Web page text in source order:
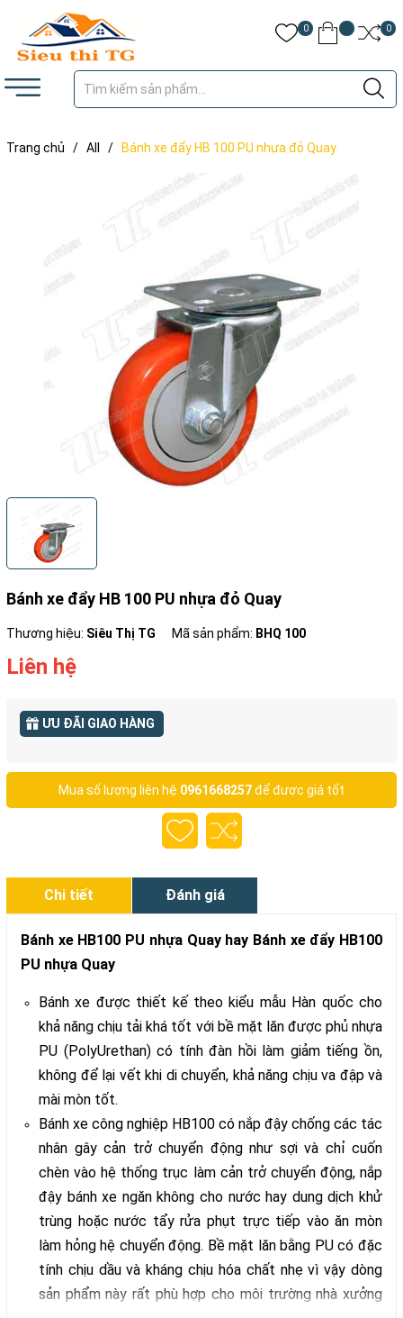
0 0
Trang chủ / All / Bánh xe đẩy HB 100 PU nhựa đỏ Quay
Bánh xe đẩy HB 100 PU nhựa đỏ Quay
Thương hiệu: Siêu Thị TG Mã sản phẩm: BHQ 100
Liên hệ
ƯU ĐÃI GIAO HÀNG
Mua số lượng liên hệ 0961668257để được giá tốt
Chi tiết Đánh giá
Bánh xe HB100 PU nhựa Quay hay Bánh xe đẩy HB100
PU nhựa Quay
Bánh xe được thiết kế theo kiểu mẫu Hàn quốc cho
khả năng chịu tải khá tốt với bề mặt lăn được phủ nhựa
PU (PolyUrethan) có tính đàn hồi làm giảm tiếng ồn,
không để lại vết khi di chuyển, khả năng chịu va đập và
mài mòn tốt.
Bánh xe công nghiệp HB100 có nắp đậy chống các tác
nhân gây cản trở chuyển động như sợi và chỉ cuốn
chèn vào hệ thống trục làm cản trở chuyển động, nắp
đậy bánh xe ngăn không cho nước hay dung dịch khử
trùng hoặc nước tẩy rửa phụt trực tiếp vào ăn mòn
làm hỏng hệ chuyển động. Bề mặt lăn bằng PU có đặc
tính chịu dầu và kháng chịu hóa chất nhẹ vì vậy dòng
sản phẩm này rất phù hợp cho môi trường nhà xưởng